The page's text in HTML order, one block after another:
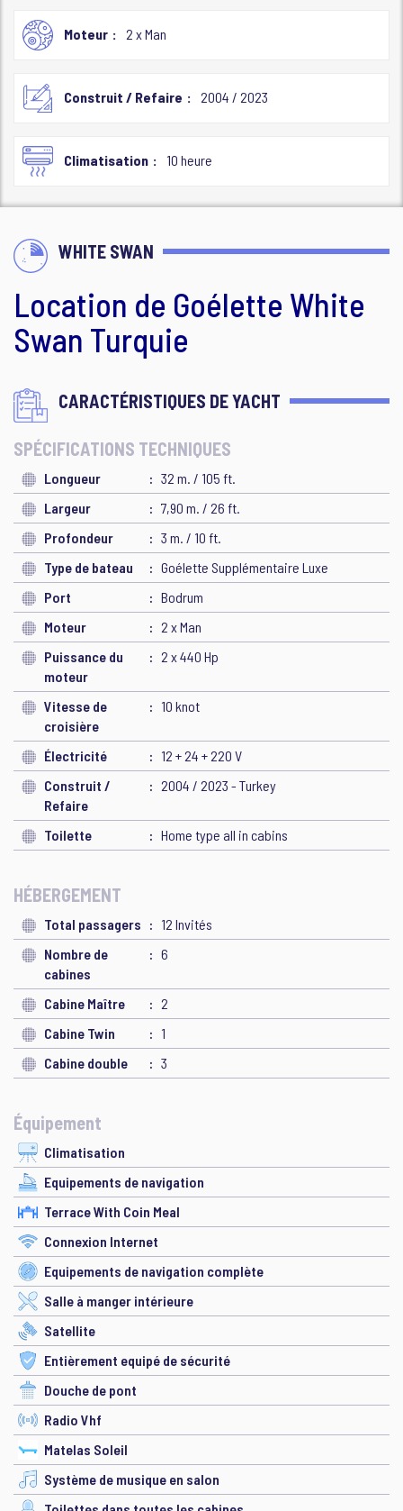
Moteur 2 x Man
Construit / Refaire 2004 / 2023
Climatisation 10 heure
WHITE SWAN
Location de Goélette White
Swan Turquie
CARACTÉRISTIQUES DE YACHT
SPÉCIFICATIONS TECHNIQUES
Longueur
32 m. / 105 ft.
Largeur
7,90 m. / 26 ft.
Profondeur
3 m. / 10 ft.
Type de bateau
Goélette Supplémentaire Luxe
Port
Bodrum
Moteur
2 x Man
Puissance du
moteur
2 x 440 Hp
Vitesse de
croisière
10 knot
Électricité
12 + 24 + 220 V
Construit /
Refaire
2004 / 2023 - Turkey
Toilette Home type all in cabins
HÉBERGEMENT
Total passagers
12 Invités
Nombre de
cabines
6
Cabine Maître
2
Cabine Twin
1
Cabine double
3
Équipement
Climatisation
Equipements de navigation
Terrace With Coin Meal
Connexion Internet
Equipements de navigation complète
Salle à manger intérieure
Satellite
Entièrement equipé de sécurité
Douche de pont
Radio Vhf
Matelas Soleil
Système de musique en salon